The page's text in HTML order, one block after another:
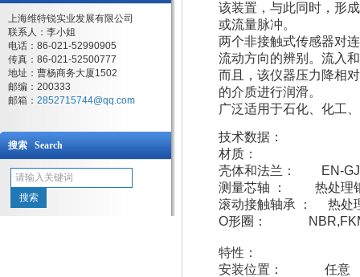
上海维特锐实业发展有限公司
联系人：李小姐
电话：86-021-52990905
传真：86-021-52500777
地址：曹杨商务大厦1502
邮编：200333
邮箱： 2852715744@qq.com
搜索 Search
该装置，与此同时，形
或流量脉冲。
两个非接触式传感器对
流动方向的辨别。流入
而且，该仪器压力降相
的介质进行润滑。
广泛适用于石化、化工
技术数据：
材质：
壳体和法兰： EN-
测量芯轴 ： 热处理
滚动接触轴承 ： 热处
O形圈：
特性：
安装位置： 任意